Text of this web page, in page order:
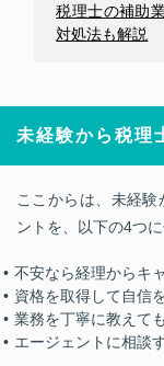
税理士の補助
対処法も解説
未経験から税理
ここからは、未経
ントを、以下の4つ
不安なら経理からキ
資格を取得して自信
業務を丁寧に教えて
エージェントに相談